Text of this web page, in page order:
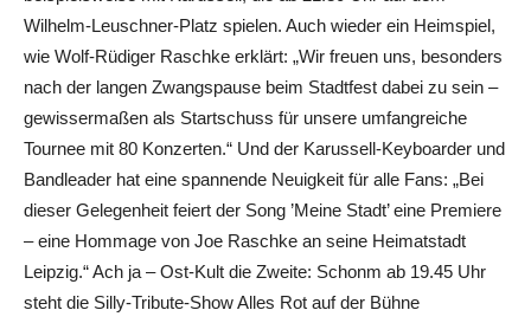
Wilhelm-Leuschner-Platz spielen. Auch wieder ein Heimspiel,
wie Wolf-Rüdiger Raschke erklärt: „Wir freuen uns, besonders
nach der langen Zwangspause beim Stadtfest dabei zu sein –
gewissermaßen als Startschuss für unsere umfangreiche
Tournee mit 80 Konzerten.“ Und der Karussell-Keyboarder und
Bandleader hat eine spannende Neuigkeit für alle Fans: „Bei
dieser Gelegenheit feiert der Song ’Meine Stadt’ eine Premiere
– eine Hommage von Joe Raschke an seine Heimatstadt
Leipzig.“ Ach ja – Ost-Kult die Zweite: Schonm ab 19.45 Uhr
steht die Silly-Tribute-Show Alles Rot auf der Bühne